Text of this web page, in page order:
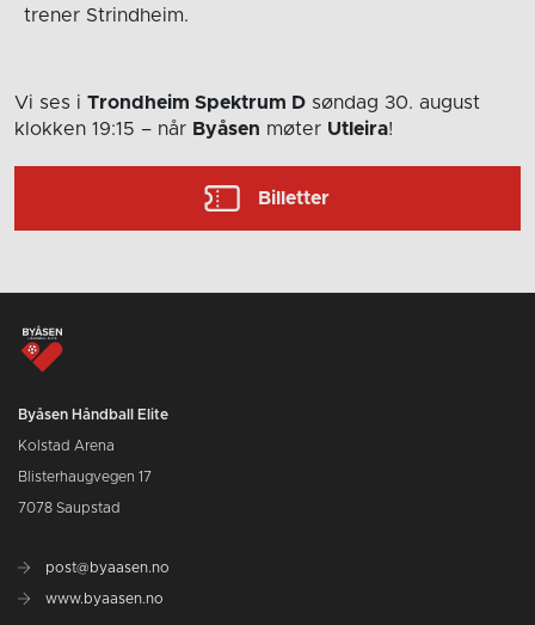
trener Strindheim.
Vi ses i Trondheim Spektrum D søndag 30. august
klokken 19:15 – når Byåsen møter Utleira!
Billetter
Byåsen Håndball Elite
Kolstad Arena
Blisterhaugvegen 17
7078 Saupstad
post@byaasen.no
www.byaasen.no